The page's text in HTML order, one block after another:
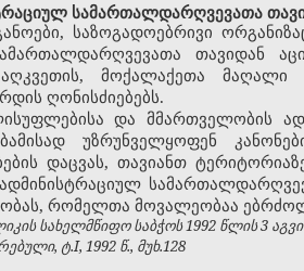
სამართალდარღვევათა
საზოგადოებრივი
თავიდან
მოქალაქეთა მაღალი
ღონისძიებებს.
და მმართველობის
უზრუნველყოფენ
დაცვას, თავიანთ
ადმინისტრაციულ
რომელთა მოვალეობაა
სახელმწიფო საბჭოს 1992 წლის 3
ტ.I, 1992 წ., მუხ.128